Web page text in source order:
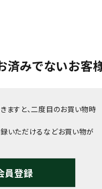
済みでないお客
ますと、二度目のお買い物時
いただけるなどお買い物が
員登録